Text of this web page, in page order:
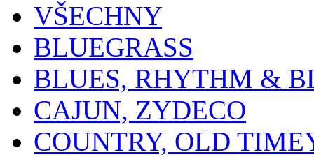
VŠECHNY
BLUEGRASS
BLUES, RHYTHM &
CAJUN, ZYDECO
COUNTRY, OLD